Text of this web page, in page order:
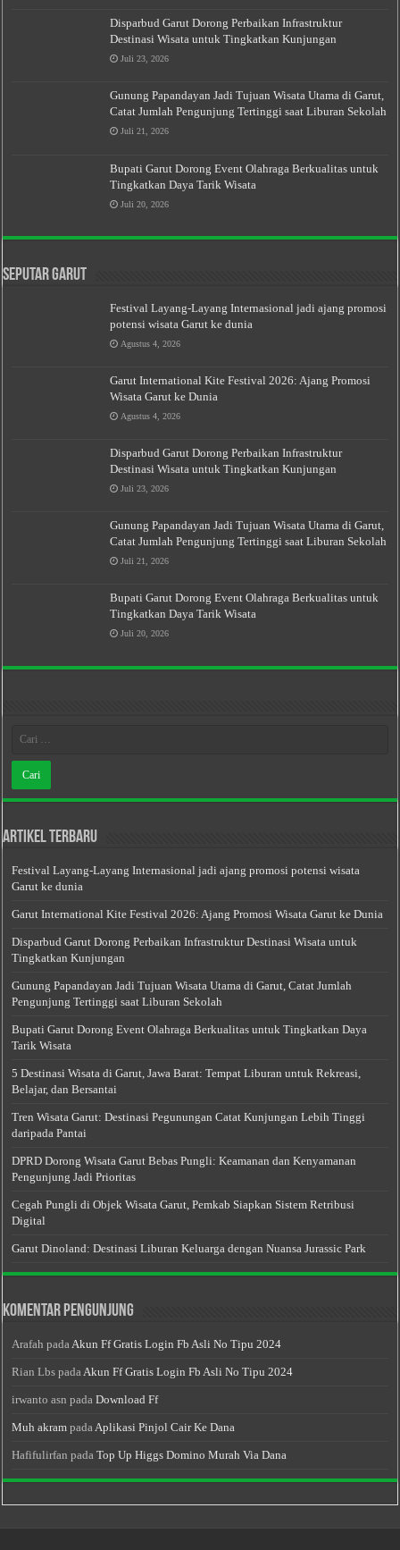
Disparbud Garut Dorong Perbaikan Infrastruktur
Destinasi Wisata untuk Tingkatkan Kunjungan
Juli 23, 2026
Gunung Papandayan Jadi Tujuan Wisata Utama di Garut,
Catat Jumlah Pengunjung Tertinggi saat Liburan Sekolah
Juli 21, 2026
Bupati Garut Dorong Event Olahraga Berkualitas untuk
Tingkatkan Daya Tarik Wisata
Juli 20, 2026
Seputar Garut
Festival Layang-Layang Internasional jadi ajang promosi
potensi wisata Garut ke dunia
Agustus 4, 2026
Garut International Kite Festival 2026: Ajang Promosi
Wisata Garut ke Dunia
Agustus 4, 2026
Disparbud Garut Dorong Perbaikan Infrastruktur
Destinasi Wisata untuk Tingkatkan Kunjungan
Juli 23, 2026
Gunung Papandayan Jadi Tujuan Wisata Utama di Garut,
Catat Jumlah Pengunjung Tertinggi saat Liburan Sekolah
Juli 21, 2026
Bupati Garut Dorong Event Olahraga Berkualitas untuk
Tingkatkan Daya Tarik Wisata
Juli 20, 2026
Artikel Terbaru
Festival Layang-Layang Internasional jadi ajang promosi potensi wisata
Garut ke dunia
Garut International Kite Festival 2026: Ajang Promosi Wisata Garut ke Dunia
Disparbud Garut Dorong Perbaikan Infrastruktur Destinasi Wisata untuk
Tingkatkan Kunjungan
Gunung Papandayan Jadi Tujuan Wisata Utama di Garut, Catat Jumlah
Pengunjung Tertinggi saat Liburan Sekolah
Bupati Garut Dorong Event Olahraga Berkualitas untuk Tingkatkan Daya
Tarik Wisata
5 Destinasi Wisata di Garut, Jawa Barat: Tempat Liburan untuk Rekreasi,
Belajar, dan Bersantai
Tren Wisata Garut: Destinasi Pegunungan Catat Kunjungan Lebih Tinggi
daripada Pantai
DPRD Dorong Wisata Garut Bebas Pungli: Keamanan dan Kenyamanan
Pengunjung Jadi Prioritas
Cegah Pungli di Objek Wisata Garut, Pemkab Siapkan Sistem Retribusi
Digital
Garut Dinoland: Destinasi Liburan Keluarga dengan Nuansa Jurassic Park
Komentar Pengunjung
Arafah pada Akun Ff Gratis Login Fb Asli No Tipu 2024
Rian Lbs pada Akun Ff Gratis Login Fb Asli No Tipu 2024
irwanto asn padaDownload Ff
Muh akram pada Aplikasi Pinjol Cair Ke Dana
Hafifulirfan padaTop Up Higgs Domino Murah Via Dana